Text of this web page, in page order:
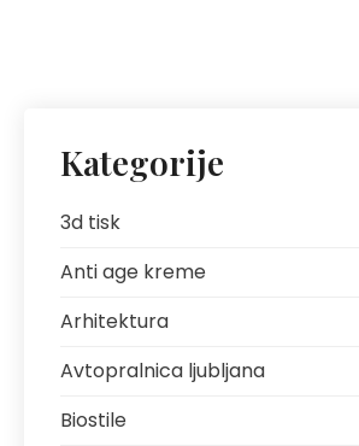
Kategorije
3d tisk
Anti age kreme
Arhitektura
Avtopralnica ljubljana
Biostile